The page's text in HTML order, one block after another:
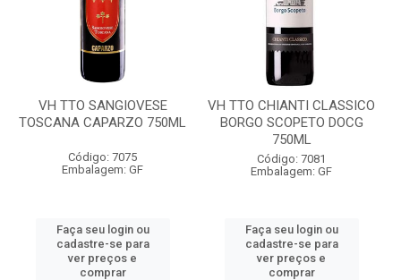
VH TTO SANGIOVESE
TOSCANA CAPARZO 750ML
Código: 7075
Embalagem: GF
Faça seu login ou
cadastre-se para
ver preços e
comprar
VH TTO CHIANTI CLASSICO
BORGO SCOPETO DOCG
750ML
Código: 7081
Embalagem: GF
Faça seu login ou
cadastre-se para
ver preços e
comprar